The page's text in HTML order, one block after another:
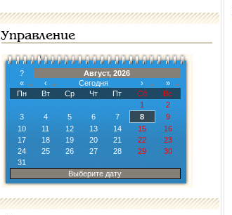
Управление
?
Август, 2026
«
‹ Сегодня ›
»
Пн
Вт Ср Чт Пт Сб
Вс
1
2
3
4 5 6 7 8
9
10
11 12 13 14 15
16
17
18 19 20 21 22
23
24
25 26 27 28 29
30
31
Выберите дату